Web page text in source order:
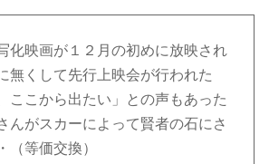
化映画が１２月の初めに放映され
無くして先行上映会が行われた
ここから出たい」との声もあった
んがスカーによって賢者の石にさ
（等価交換）